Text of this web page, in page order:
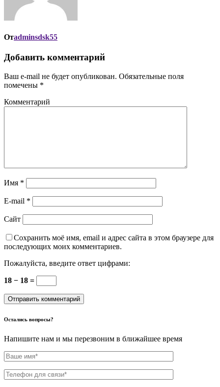
Отadminsdsk55
Добавить комментарий
Ваш e-mail не будет опубликован. Обязательные поля
помечены *
Комментарий
Имя *
E-mail *
Сайт
Сохранить моё имя, email и адрес сайта в этом браузере для
последующих моих комментариев.
Пожалуйста, введите ответ цифрами:
18 − 18 =
Остались вопросы?
Напишите нам и мы перезвоним в ближайшее время